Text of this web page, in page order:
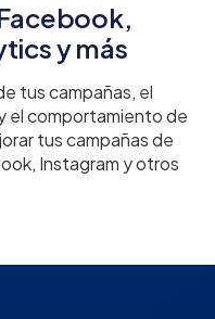
y más
tus campañas, el
el comportamiento de
tus campañas de
Instagram y otros